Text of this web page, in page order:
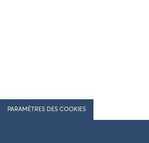
PARAMÈTRES DES COOKIES